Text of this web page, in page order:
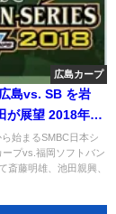
広島カープ
島vs. SB を岩
が展望 2018年10
始まるSMBC日本シ
ープvs.福岡ソフトバン
斎藤明雄、池田親興、